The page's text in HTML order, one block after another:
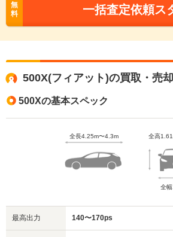
無
料
一括査定依頼ス
500X(フィアット)の買取・売
500Xの基本スペック
全長4.25m〜4.3m 全高
全
最高出力 140〜170ps